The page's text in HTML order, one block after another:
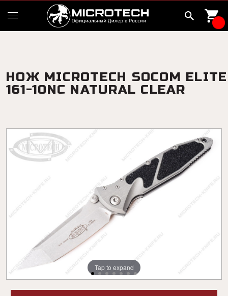
НОЖ MICROTECH SOCOM ELITE
161-10NC NATURAL CLEAR
Tap to expand
Tap to expand
Tap to expand
Tap to expand
Tap to expand
Tap to expand
Tap to expand